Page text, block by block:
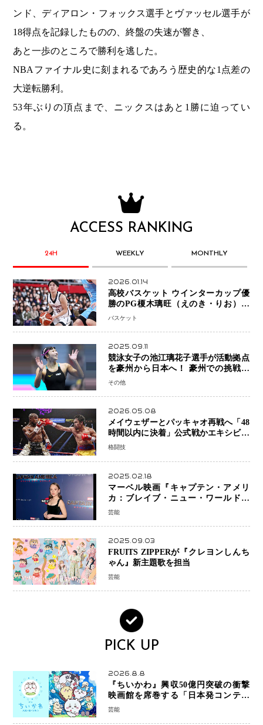
ンド、ディアロン・フォックス選手とヴァッセル選手が
18得点を記録したものの、終盤の失速が響き、
あと一歩のところで勝利を逃した。
NBAファイナル史に刻まれるであろう歴史的な1点差の
大逆転勝利。
53年ぶりの頂点まで、ニックスはあと1勝に迫ってい
る。
ACCESS RANKING
24H WEEKLY MONTHLY
2026.01.14
高校バスケット ウインターカップ優
勝のPG榎木璃旺（えのき・りお）が
プロの現場へ―。
バスケット
2025.09.11
競泳女子の池江璃花子選手が活動拠点
を豪州から日本へ！ 豪州での挑戦を
糧に、28年ロサンゼルス五輪へ再始動
その他
2026.05.08
メイウェザーとパッキャオ再戦へ「48
時間以内に決着」公式戦かエキシビシ
ョンか混迷続く
格闘技
2025.02.18
マーベル映画『キャプテン・アメリ
カ：ブレイブ・ニュー・ワールド』
新ブラック・ウィドウ役のシラ・ハー
芸能
2025.09.03
FRUITS ZIPPERが『クレヨンしんち
ゃん』新主題歌を担当
芸能
PICK UP
2026.8.8
『ちいかわ』興収50億円突破の衝撃
映画館を席巻する「日本発コンテン
ツ」の強さ スパイダーマン、モアナ
芸能